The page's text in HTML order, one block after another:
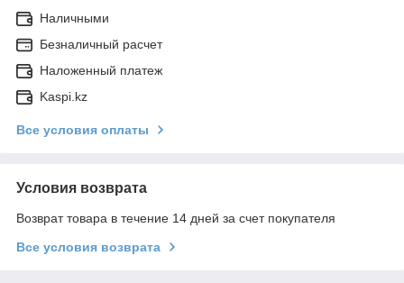
Наличными
Безналичный расчет
Наложенный платеж
Kaspi.kz
Все условия оплаты
Условия возврата
Возврат товара в течение 14 дней за счет покупателя
Все условия возврата